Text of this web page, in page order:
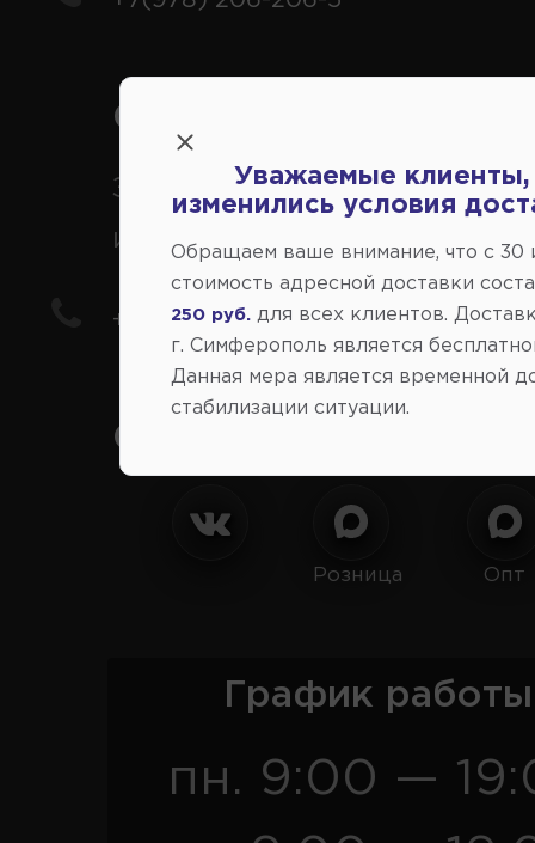
Справочный центр:
Заказ шин, дисков,
иномарки
+7(978) 206-206-8
Социальные сети:
Розница Опт
График
пн. 9:00 —
Уважаемые клиенты,
изменились условия
Обращаем ваше внимание, что c 30
стоимость адресной доставки
250 руб.
для всех клиентов.
г. Симферополь является
Данная мера является временной
стабилизации ситуации.